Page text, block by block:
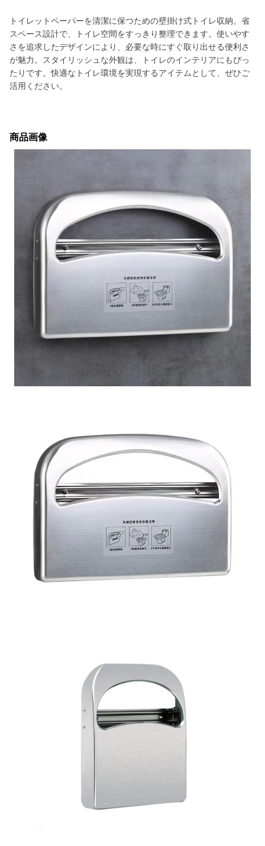
トイレットペーパーを清潔に保つための壁掛け式トイレ収納。省
スペース設計で、トイレ空間をすっきり整理できます。使いやす
さを追求したデザインにより、必要な時にすぐ取り出せる便利さ
が魅力。スタイリッシュな外観は、トイレのインテリアにもぴっ
たりです。快適なトイレ環境を実現するアイテムとして、ぜひご
活用ください。
商品画像